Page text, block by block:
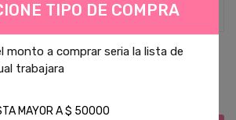
TIPO DE COMPRA
monto a comprar seria la lista de
trabajara
MAYOR A $ 50000